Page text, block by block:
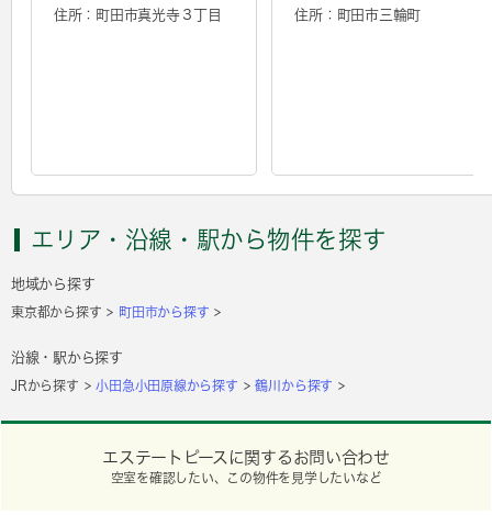
住所：町田市真光寺３丁目 住所：町田市三輪町
エリア・沿線・駅から物件を探す
地域から探す
東京都から探す 町田市から探す
沿線・駅から探す
JRから探す 小田急小田原線から探す 鶴川から探す
エステートピースに関するお問い合わせ
空室を確認したい、この物件を見学したいなど